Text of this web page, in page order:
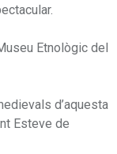
Etnològic del
d’aquesta
Esteve de